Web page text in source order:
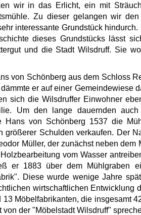
wir in das Erlicht, ein mit
Zu dieser gelangen wir
interessante Grundstück
dieses Grundstücks lässt
und die Stadt Wilsdruff. Sie
von Schönberg aus dem Schloss
er auf einer Gemeindewiese
sich die Wilsdruffer Einwohner
Um den lange dauernden
Hans von Schönberg 1537 die
größerer Schulden verkaufen. Der
Müller, der zunächst neben
vom Wasser
er 1883 über dem Mühlgraben
Diese wurde wenige Jahre
wirtschaftlichen
13 Möbelfabrikanten, die insgesamt
von der "Möbelstadt Wilsdruff"